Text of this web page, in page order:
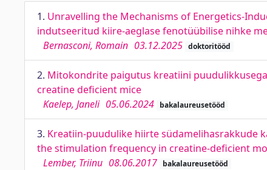
1. Unravelling the Mechanisms of Energetics-
indutseeritud kiire-aeglase fenotüübilise nihke
Bernasconi, Romain 03.12.2025 doktoritööd
2. Mitokondrite paigutus kreatiini
creatine deficient mice
Kaelep, Janeli 05.06.2024 bakalaureusetööd
3. Kreatiin-puudulike hiirte südamelihasrakkude
the stimulation frequency in creatine-deficient
Lember, Triinu 08.06.2017 bakalaureusetööd